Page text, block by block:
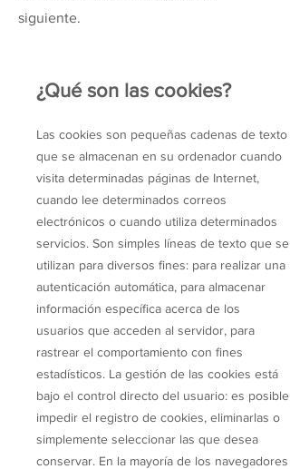
siguiente.
¿Qué son las cookies?
Las cookies son pequeñas cadenas de texto
que se almacenan en su ordenador cuando
visita determinadas páginas de Internet,
cuando lee determinados correos
electrónicos o cuando utiliza determinados
servicios. Son simples líneas de texto que se
utilizan para diversos fines: para realizar una
autenticación automática, para almacenar
información específica acerca de los
usuarios que acceden al servidor, para
rastrear el comportamiento con fines
estadísticos. La gestión de las cookies está
bajo el control directo del usuario: es posible
impedir el registro de cookies, eliminarlas o
simplemente seleccionar las que desea
conservar. En la mayoría de los navegadores